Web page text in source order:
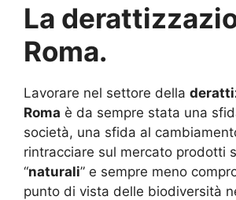
La
Roma.
Lavorare nel settore della
Roma è da sempre stata una
società, una sfida al
rintracciare sul mercato prodotti
“naturali” e sempre meno
punto di vista delle biodiversità